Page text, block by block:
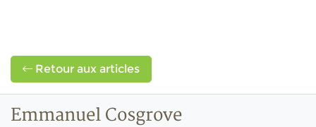
Retour aux articles
Emmanuel Cosgrove